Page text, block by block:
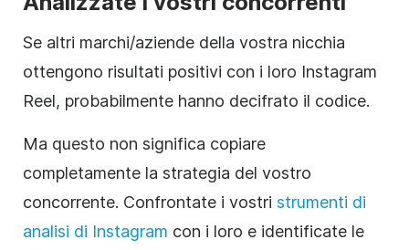
Se altri marchi/aziende della vostra nicchia
ottengono risultati positivi con i loro Instagram
Reel, probabilmente hanno decifrato il codice.
Ma questo non significa copiare
completamente la strategia del vostro
concorrente. Confrontate i vostri strumenti di
analisi di Instagram con i loro e identificate le